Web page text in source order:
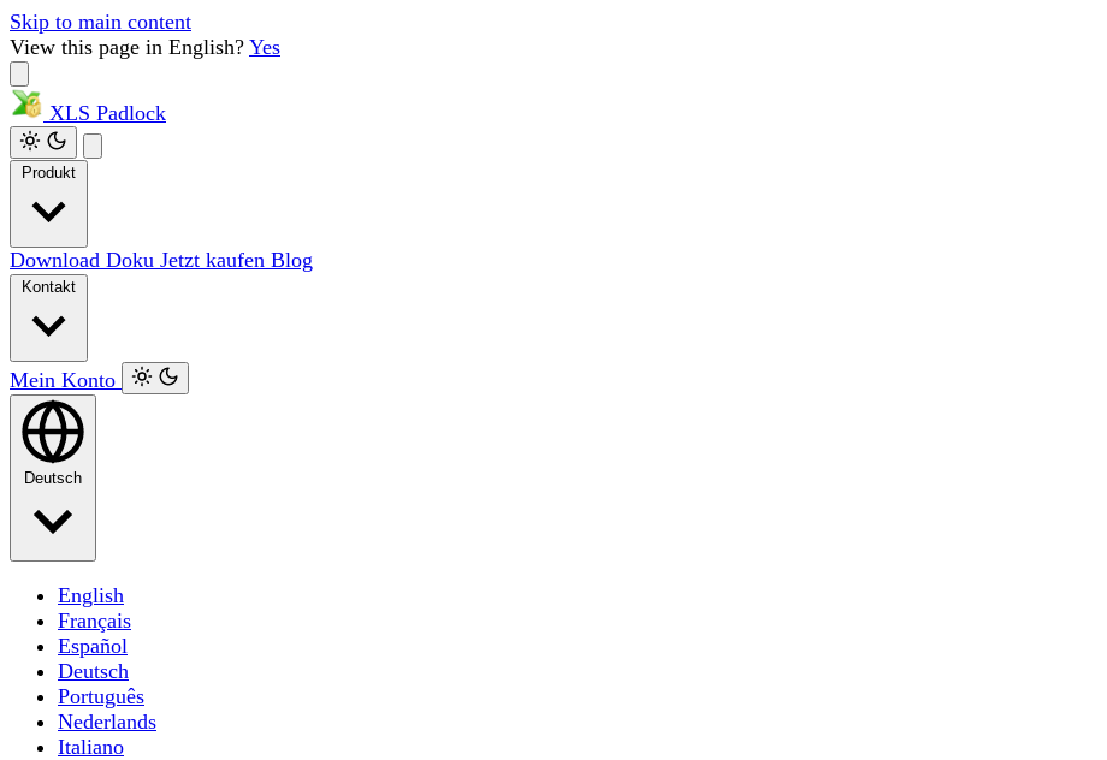
Skip to main content
View this page in English? Yes
XLS Padlock
Download Doku Jetzt kaufen Blog
Mein Konto
Deutsch
English
Français
Español
Deutsch
Português
Nederlands
Italiano